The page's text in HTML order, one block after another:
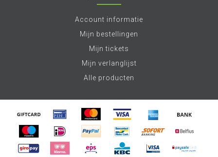
Account informatie
Mijn bestellingen
Mijn tickets
Mijn verlanglijst
Alle producten